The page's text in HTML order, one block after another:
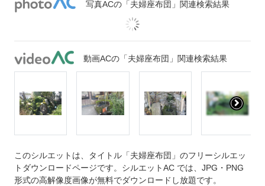
写真ACの「夫婦座布団」関連検索結果
動画ACの「夫婦座布団」関連検索結果
このシルエットは、タイトル「夫婦座布団」のフリーシルエッ
トダウンロードページです。シルエットAC では、JPG・PNG
形式の高解像度画像が無料でダウンロードし放題です。